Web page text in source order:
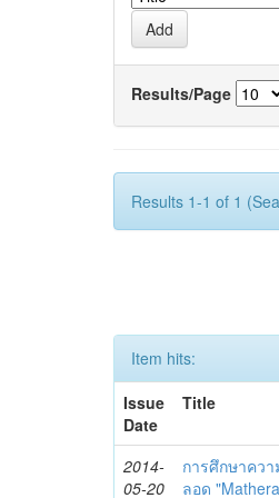
Results/Page
Results 1-1 of 1
Item hits:
Issue
Date
Title
2014-
05-20
การศึกษาคว
ลอด